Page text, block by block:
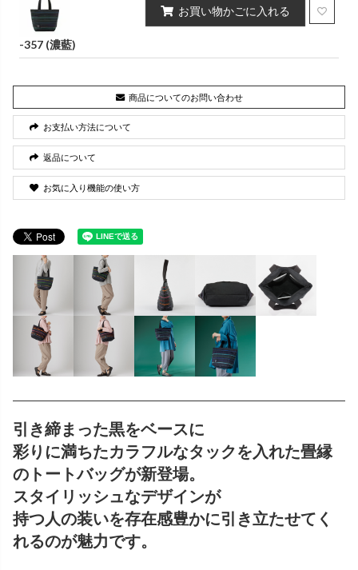
-357 (濃藍)
お買い物かごに入れる
商品についてのお問い合わせ
お支払い方法について
返品について
お気に入り機能の使い方
引き締まった黒をベースに
彩りに満ちたカラフルなタックを入れた畳縁
のトートバッグが新登場。
スタイリッシュなデザインが
持つ人の装いを存在感豊かに引き立たせてく
れるのが魅力です。